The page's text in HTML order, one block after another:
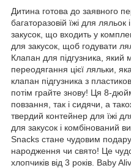
Дитина готова до заявного
багаторазовій їжі для
закусок, що входить у
для закусок, щоб годувати
Клапан для підгузника, який
переодягання цієї ляльки,
клапан підгузника з
потім грайте знову! Ця 8-
повзання, так і сидячи, а
твердий контейнер для їжі
для закусок і комбінований
Snacks стане чудовим
народження чи свято! Це
хлопчиків від 3 років. Baby